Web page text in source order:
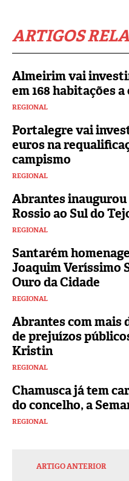
ARTIGOS
Almeirim vai
em 168 habitações
REGIONAL
Portalegre vai
euros na
campismo
REGIONAL
Abrantes inaugurou
Rossio ao Sul do
REGIONAL
Santarém
Joaquim Veríssimo
Ouro da Cidade
REGIONAL
Abrantes com mais
de prejuízos
Kristin
REGIONAL
Chamusca já tem
do concelho, a
REGIONAL
ARTIGO ANTERIOR